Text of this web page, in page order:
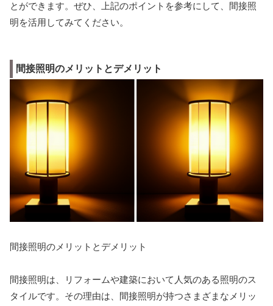
とができます。ぜひ、上記のポイントを参考にして、間接照
明を活用してみてください。
間接照明のメリットとデメリット
間接照明のメリットとデメリット
間接照明は、リフォームや建築において人気のある照明のス
タイルです。その理由は、間接照明が持つさまざまなメリッ